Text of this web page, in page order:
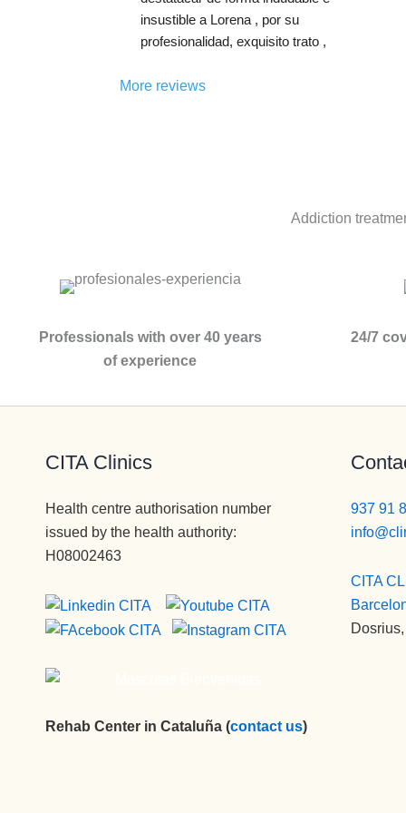
Recomiendo esta Clínica en
todos los sentidos.
unas herramientas que
transforman por completo la
vida.
insustible a Lorena , por su
profesionalidad, exquisito trato ,
paciente , amabilidad,
no había recibido nunca, y he
Como psicóloga, Mari Carmen ,
de mi vida) , la MEJOR.Gran
persona , gran gran profesional,
spersonas que disfrutan de su
llegar al paciente, aunque veces
iNformación telefónica e
BUENA,eficiente, humana...Pepi
te quiero.
un tío, ESPECIAL, y por último
Francisco,  otorga monitor, una
More reviews
Addiction
Professionals with over 40 years
of experience
24/7
CITA Clinics
Health centre authorisation number
issued by the health authority:
H08002463
Rehab Center in Cataluña (contact us)
937 91
CITA